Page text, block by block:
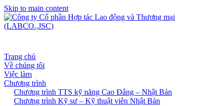
Skip to main content
Trang chủ
Về chúng tôi
Việc làm
Chương trình
Chương trình TTS kỹ năng Cao Đẳng – Nhật Bản
Chương trình Kỹ sư – Kỹ thuật viên Nhật Bản